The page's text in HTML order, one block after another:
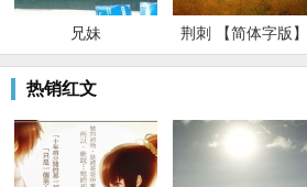
兄妹 荆刺 【简体字版】
热销红文